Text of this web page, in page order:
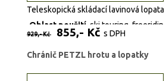
Teleskopická skládací lavinová lopata.
Oblast použití ski touring, freeriding
Velikosti
UNI
929,- Kč 855,- Kč s DPH
Chránič PETZL hrotu a lopatky